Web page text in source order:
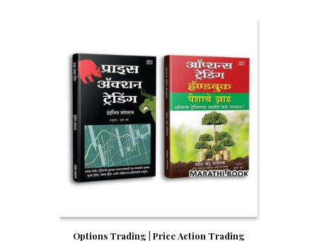
Options Trading | Price Action Trading